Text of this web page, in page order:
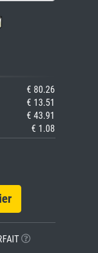
€ 80.26
€ 13.51
€ 43.91
€ 1.08